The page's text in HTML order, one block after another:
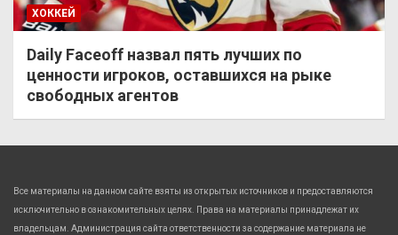
ХОККЕЙ
Daily Faceoff назвал пять лучших по
ценности игроков, оставшихся на рыке
свободных агентов
Все материалы на данном сайте взяты из открытых источников и предоставляются
исключительно в ознакомительных целях. Права на материалы принадлежат их
владельцам. Администрация сайта ответственности за содержание материала не